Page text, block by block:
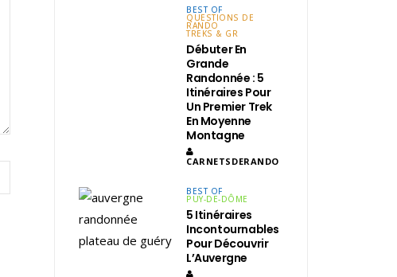
BEST OF
QUESTIONS DE
RANDO
TREKS & GR
Débuter En
Grande
Randonnée : 5
Itinéraires Pour
Un Premier Trek
En Moyenne
Montagne
CARNETSDERANDO
BEST OF
PUY-DE-DÔME
5 Itinéraires
Incontournables
Pour Découvrir
L’Auvergne